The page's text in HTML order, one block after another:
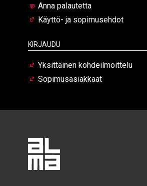
Anna palautetta
Käyttö- ja sopimusehdot
Kirjaudu
Yksittäinen kohdeilmoittelu
Sopimusasiakkaat